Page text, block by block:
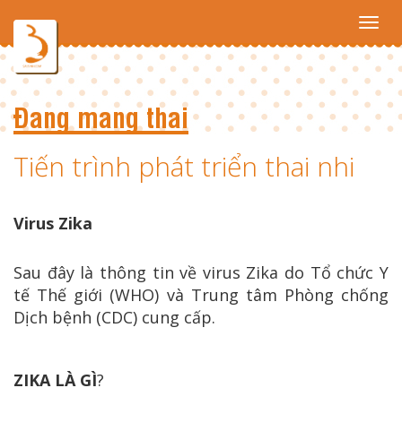
Đang mang thai
Tiến trình phát triển thai nhi
Virus Zika
Sau đây là thông tin về virus Zika do Tổ chức Y
tế Thế giới (WHO) và Trung tâm Phòng chống
Dịch bệnh (CDC) cung cấp.
ZIKA LÀ GÌ?